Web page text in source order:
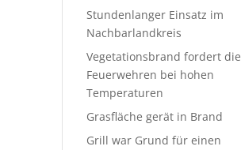
Stundenlanger Einsatz im
Nachbarlandkreis
Vegetationsbrand fordert die
Feuerwehren bei hohen
Temperaturen
Grasfläche gerät in Brand
Grill war Grund für einen